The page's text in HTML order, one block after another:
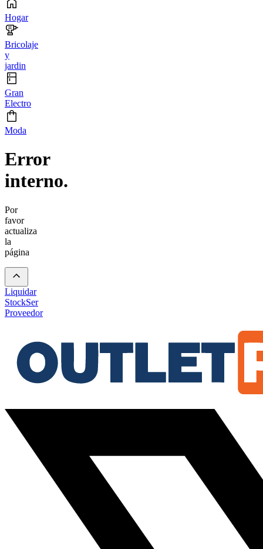
Hogar
Bricolaje
y
jardin
Gran
Electro
Moda
Error
interno.
Por
favor
actualiza
la
página
Liquidar
StockSer
Proveedor